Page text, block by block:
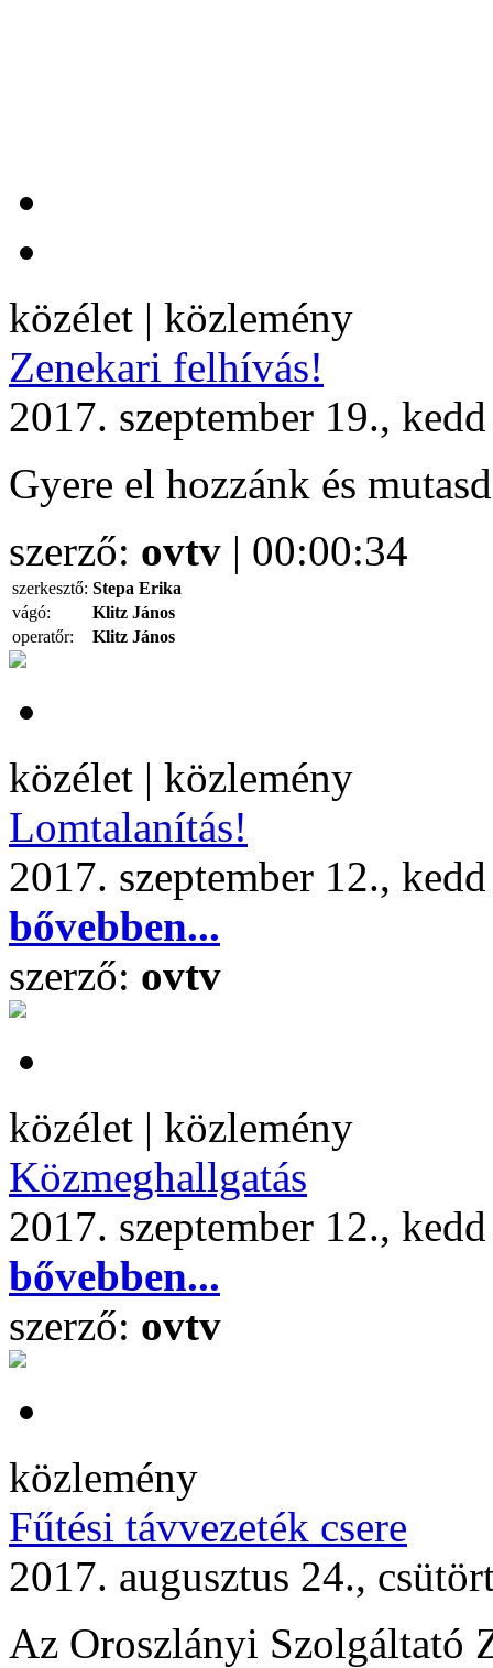
közélet | közlemény
Zenekari felhívás!
2017. szeptember 19.,
Gyere el hozzánk és
szerző: ovtv | 00:00:34
szerkesztő: Stepa Erika
vágó:
Klitz János
operatőr:
Klitz János
közélet | közlemény
Lomtalanítás!
2017. szeptember 12.,
bővebben...
szerző: ovtv
közélet | közlemény
Közmeghallgatás
2017. szeptember 12.,
bővebben...
szerző: ovtv
közlemény
Fűtési távvezeték csere
2017. augusztus 24.,
Az Oroszlányi Szolgáltató